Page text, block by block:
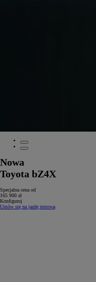
Nowa
Toyota bZ4X
Specjalna cena od
165 900 zł
Konfiguruj
Umów się na jazdę testową